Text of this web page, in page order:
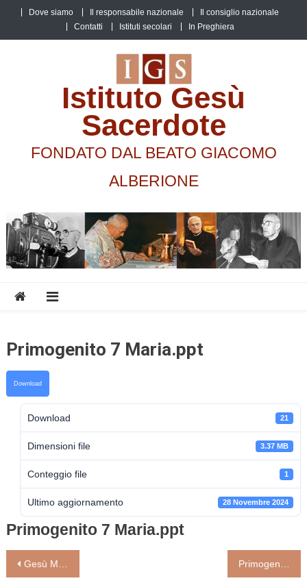
content
Dove siamo Il responsabile nazionale
Il consiglio nazionale
Contatti
Istituti secolari In Preghiera
Istituto Gesù
Sacerdote
FONDATO DAL BEATO GIACOMO
ALBERIONE
Primogenito 7 Maria.ppt
Download
Download 21
Dimensioni file 3.37 MB
Conteggio file 1
Ultimo aggiornamento 28 Novembre 2024
Primogenito 7 Maria.ppt
Navigazione
Gesù Maestro 2/2024 Primogenito 8 La croce.ppt